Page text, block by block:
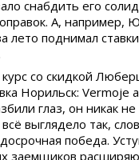
снабдить его
А, например,
лето поднимал
со скидкой
Норильск: Vermoje
глаз, он никак
выглядело так,
победа.
заемщиков